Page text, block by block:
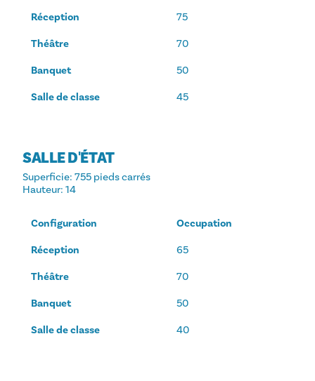
Réception 75
Théâtre 70
Banquet 50
Salle de classe 45
SALLE D'ÉTAT
Superficie: 755 pieds carrés
Hauteur: 14
Configuration Occupation
Réception 65
Théâtre 70
Banquet 50
Salle de classe 40